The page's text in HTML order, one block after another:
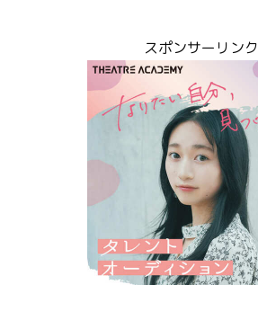
スポンサーリンク